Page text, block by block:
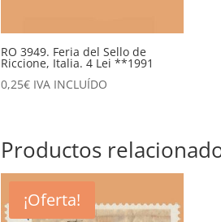
RO 3949. Feria del Sello de
Riccione, Italia. 4 Lei **1991
0,25€ IVA INCLUÍDO
Productos
¡Oferta!